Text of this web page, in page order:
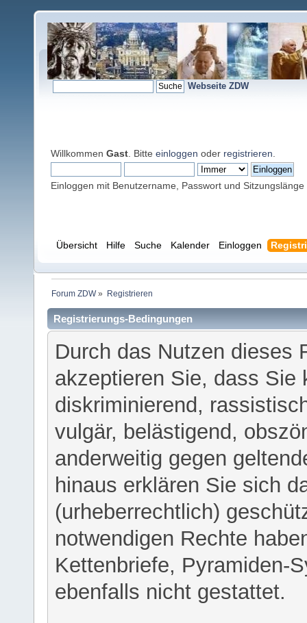
Webseite ZDW
Willkommen Gast . Bitte einloggen oder registrieren
Einloggen mit Benutzername, Passwort und Sitzungslänge
Übersicht Hilfe Suche Kalender Einloggen
Forum ZDW» Registrieren
Registrierungs-Bedingungen
Durch das Nutzen dieses
akzeptieren Sie, dass Sie
diskriminierend,
vulgär, belästigend,
anderweitig gegen
hinaus erklären Sie sich
(urheberrechtlich)
notwendigen Rechte
Kettenbriefe, Pyramiden-
ebenfalls nicht gestattet.